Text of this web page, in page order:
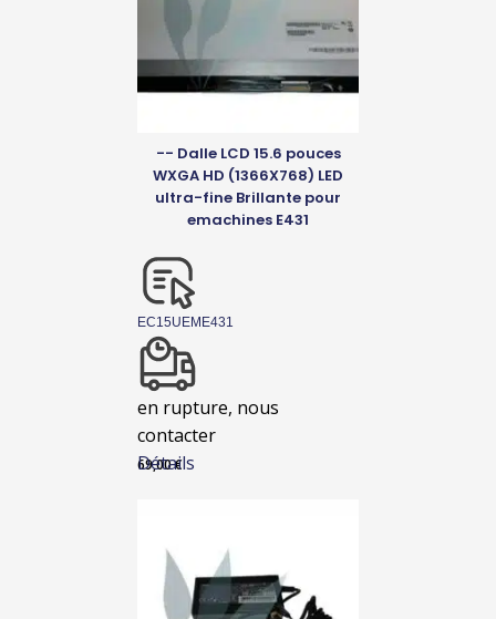
Détails
-- Dalle LCD 15.6 pouces
WXGA HD (1366X768) LED
ultra-fine Brillante pour
emachines E431
EC15UEME431
en rupture, nous
contacter
69,00€